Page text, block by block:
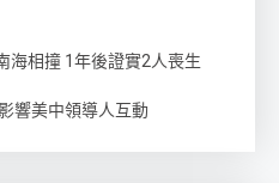
海相撞 1年後證實2人喪生
響美中領導人互動